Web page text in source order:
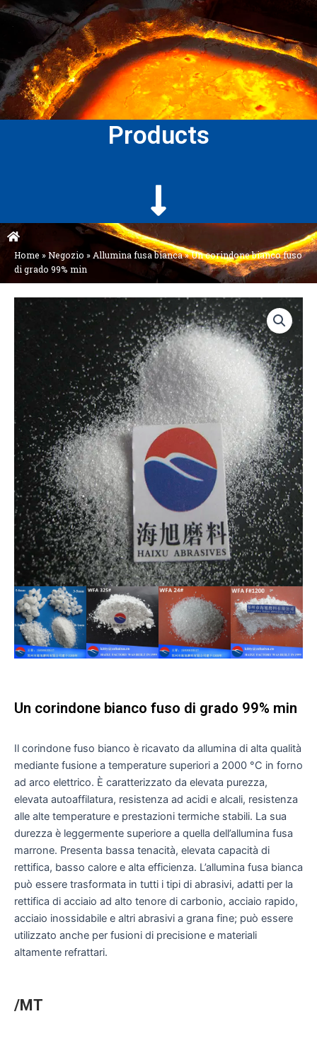
Products
Home »Negozio »Allumina fusa bianca»Un corindone bianco fuso
di grado 99% min
Un corindone bianco fuso di grado 99% min
Il corindone fuso bianco è ricavato da allumina di alta qualità
mediante fusione a temperature superiori a 2000 °C in forno
ad arco elettrico. È caratterizzato da elevata purezza,
elevata autoaffilatura, resistenza ad acidi e alcali, resistenza
alle alte temperature e prestazioni termiche stabili. La sua
durezza è leggermente superiore a quella dell’allumina fusa
marrone. Presenta bassa tenacità, elevata capacità di
rettifica, basso calore e alta efficienza. L’allumina fusa bianca
può essere trasformata in tutti i tipi di abrasivi, adatti per la
rettifica di acciaio ad alto tenore di carbonio, acciaio rapido,
acciaio inossidabile e altri abrasivi a grana fine; può essere
utilizzato anche per fusioni di precisione e materiali
altamente refrattari.
/MT